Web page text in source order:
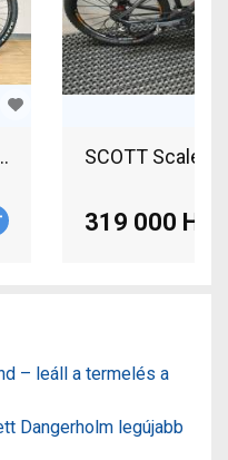
/ Freeride / DH
319 000 HUF
– leáll a termelés a
Dangerholm legújabb